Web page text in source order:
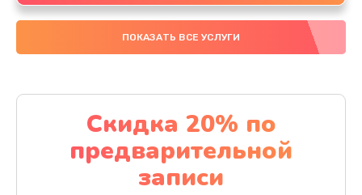
ПОКАЗАТЬ ВСЕ УСЛУГИ
Скидка 20% по
предварительной
записи